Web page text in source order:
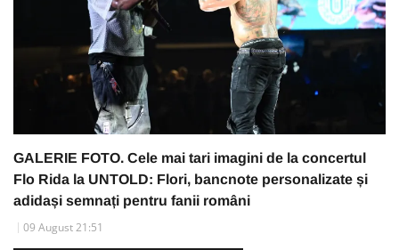
GALERIE FOTO. Cele mai tari imagini de la concertul
Flo Rida la UNTOLD: Flori, bancnote personalizate și
adidași semnați pentru fanii români
09 August 21:51